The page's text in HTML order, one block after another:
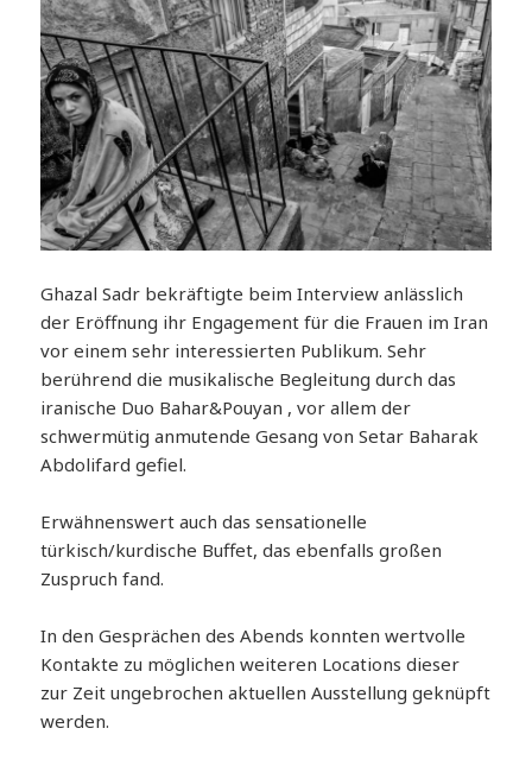
Ghazal Sadr bekräftigte beim Interview anlässlich
der Eröffnung ihr Engagement für die Frauen im Iran
vor einem sehr interessierten Publikum. Sehr
berührend die musikalische Begleitung durch das
iranische Duo Bahar&Pouyan , vor allem der
schwermütig anmutende Gesang von Setar Baharak
Abdolifard gefiel.
Erwähnenswert auch das sensationelle
türkisch/kurdische Buffet, das ebenfalls großen
Zuspruch fand.
In den Gesprächen des Abends konnten wertvolle
Kontakte zu möglichen weiteren Locations dieser
zur Zeit ungebrochen aktuellen Ausstellung geknüpft
werden.